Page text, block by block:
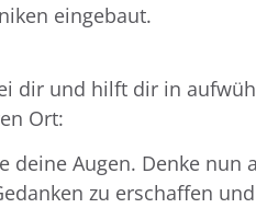
eingebaut.
dir und hilft dir in
Ort:
deine Augen. Denke
zu erschaffen